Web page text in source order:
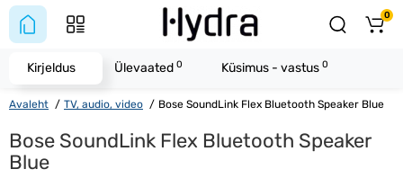
0
Avaleht TV, audio, video Bose SoundLink Flex Bluetooth Speaker Blue
Bose SoundLink Flex Bluetooth Speaker
Blue
Kirjeldus Ülevaated 0 Küsimus - vastus 0